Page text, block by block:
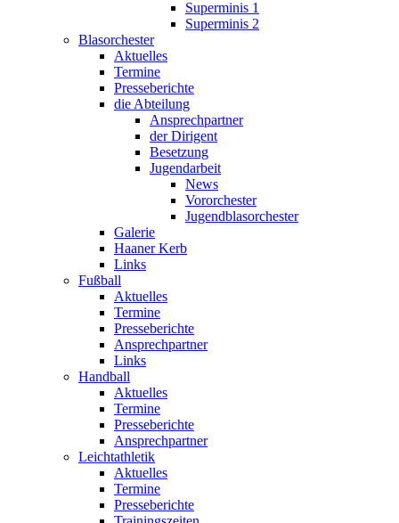
Superminis 1
Superminis 2
Blasorchester
Aktuelles
Termine
Presseberichte
die Abteilung
Ansprechpartner
der Dirigent
Besetzung
Jugendarbeit
News
Vororchester
Jugendblasorchester
Galerie
Haaner Kerb
Links
Fußball
Aktuelles
Termine
Presseberichte
Ansprechpartner
Links
Handball
Aktuelles
Termine
Presseberichte
Ansprechpartner
Leichtathletik
Aktuelles
Termine
Presseberichte